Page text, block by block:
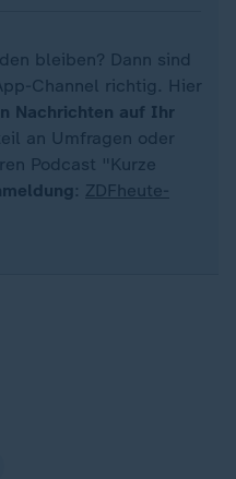
bleiben? Dann sind
Channel richtig. Hier
Nachrichten auf Ihr
an Umfragen oder
Podcast "Kurze
: ZDFheute-